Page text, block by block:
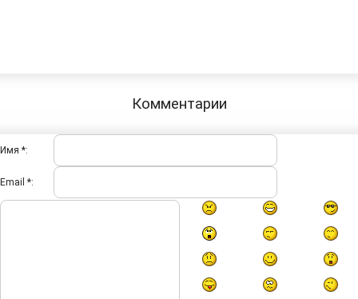
Комментарии
Имя *:
Email *: